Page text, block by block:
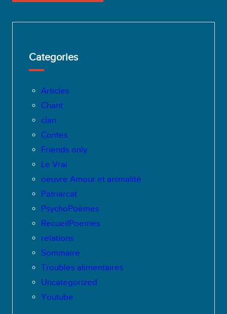
Categories
Articles
Chant
clan
Contes
Friends only
Le Vrai
oeuvre Amour et animalité
Patriarcat
PsychoPoèmes
RecueilPoemes
relations
Sommaire
Troubles alimentaires
Uncategorized
Youtube